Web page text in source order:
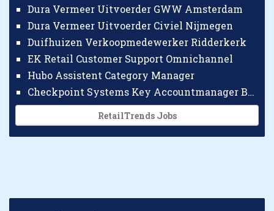
Dura Vermeer Uitvoerder GWW Amsterdam
Dura Vermeer Uitvoerder Civiel Nijmegen
Duifhuizen Verkoopmedewerker Ridderkerk
EK Retail Customer Support Omnichannel
Hubo Assistent Category Manager
Checkpoint Systems Key Accountmanager Benelux
RetailTrends Jobs